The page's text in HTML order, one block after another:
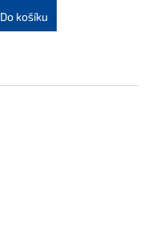
Do košíku